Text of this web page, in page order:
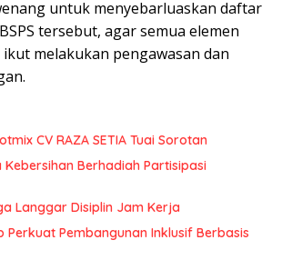
untuk menyebarluaskan daftar
tersebut, agar semua elemen
melakukan pengawasan dan
CV RAZA SETIA Tuai Sorotan
Kebersihan Berhadiah Partisipasi
Langgar Disiplin Jam Kerja
Perkuat Pembangunan Inklusif Berbasis